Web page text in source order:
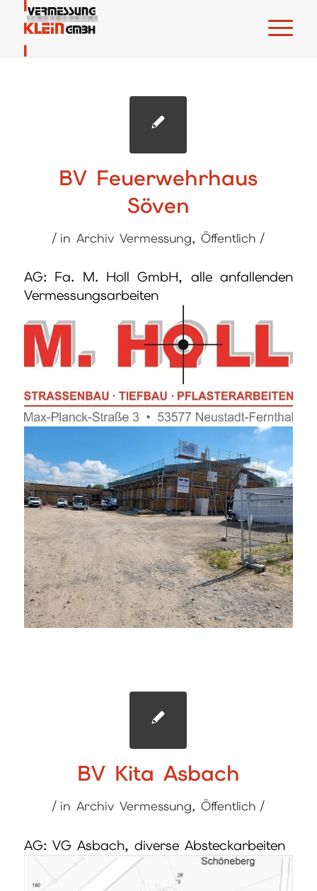
BV Feuerwehrhaus
Söven
/ inArchiv Vermessung,Öffentlich /
AG: Fa. M. Holl GmbH, alle anfallenden
Vermessungsarbeiten
BV Kita Asbach
/ inArchiv Vermessung,Öffentlich /
AG: VG Asbach, diverse Absteckarbeiten